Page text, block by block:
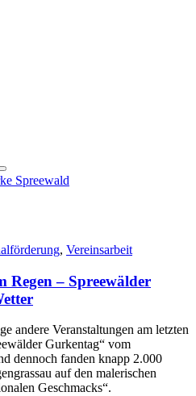
Spreewald
, Vereinsarbeit
Regen – Spreewälder
andere Veranstaltungen am letzten
Gurkentag“ vom
dennoch fanden knapp 2.000
auf den malerischen
Geschmacks“.